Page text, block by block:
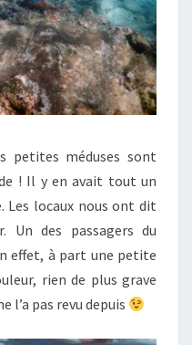
petites méduses sont
! Il y en avait tout un
Les locaux nous ont dit
Un des passagers du
effet, à part une petite
rien de plus grave
l’a pas revu depuis